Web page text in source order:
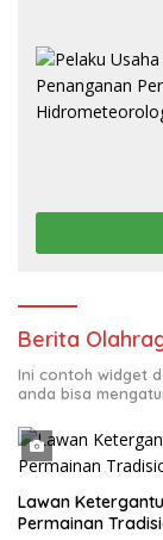
Berita
Ini contoh widget
anda bisa
Lawan
Permainan